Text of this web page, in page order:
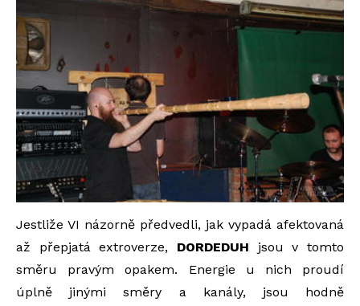
Jestliže VI názorně předvedli, jak vypadá afektovaná
až přepjatá extroverze, DORDEDUH jsou v tomto
směru pravým opakem. Energie u nich proudí
úplně jinými směry a kanály, jsou hodně